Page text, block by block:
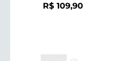
R$109,90